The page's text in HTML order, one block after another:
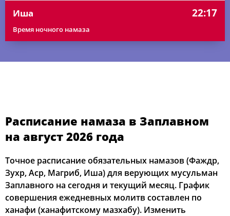
Иша 22:17
Время ночного намаза
Расписание намаза в Заплавном
на август 2026 года
Точное расписание обязательных намазов (Фаждр,
Зухр, Аср, Магриб, Иша) для верующих мусульман
Заплавного на сегодня и текущий месяц. График
совершения ежедневных молитв составлен по
ханафи (ханафитскому мазхабу). Изменить